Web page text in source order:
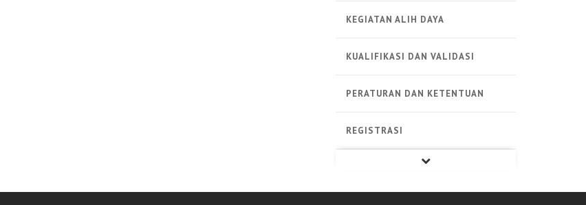
KEGIATAN ALIH DAYA
KUALIFIKASI DAN VALIDASI
PERATURAN DAN KETENTUAN
REGISTRASI
PRODUK NON-STERIL
PRODUK BIOLOGI
ALAT KESEHATAN